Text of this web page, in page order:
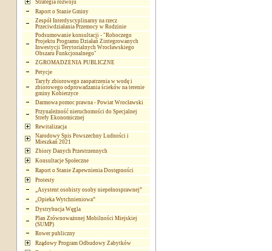
Strategia rozwoju
Raport o Stanie Gminy
Zespół Interdyscyplinarny na rzecz
Przeciwdziałania Przemocy w Rodzinie
Podsumowanie konsultacji - "Roboczego
Projektu Programu Działań Zintegrowanych
Inwestycji Terytorialnych Wrocławskiego
Obszaru Funkcjonalnego"
ZGROMADZENIA PUBLICZNE
Petycje
Taryfy zbiorowego zaopatrzenia w wodę i
zbiorowego odprowadzania ścieków na terenie
gminy Kobierzyce
Darmowa pomoc prawna - Powiat Wrocławski
Przynależność nieruchomości do Specjalnej
Strefy Ekonomicznej
Rewitalizacja
Narodowy Spis Powszechny Ludności i
Mieszkań 2021
Zbiory Danych Przestrzennych
Konsultacje Społeczne
Raport o Stanie Zapewnienia Dostępności
Protesty
„Asystent osobisty osoby niepełnosprawnej”
„Opieka Wytchnieniowa”
Dystrybucja Węgla
Plan Zrównoważonej Mobilności Miejskiej
(SUMP)
Rower publiczny
Rządowy Program Odbudowy Zabytków